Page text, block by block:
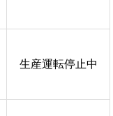
生産運転停止中